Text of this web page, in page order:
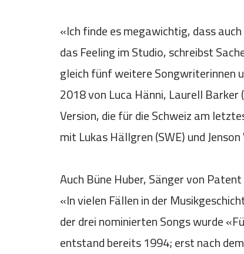
«Ich finde es megawichtig, dass
das Feeling im Studio, schreibst
gleich fünf weitere Songwriterinnen
2018 von Luca Hänni, Laurell Barker
Version, die für die Schweiz am
mit Lukas Hällgren (SWE) und
Auch Büne Huber, Sänger von
«In vielen Fällen in der
der drei nominierten Songs wurde
entstand bereits 1994; erst nach